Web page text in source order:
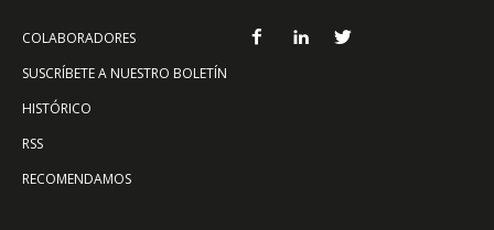
COLABORADORES
SUSCRÍBETE A NUESTRO BOLETÍN
HISTÓRICO
RSS
RECOMENDAMOS